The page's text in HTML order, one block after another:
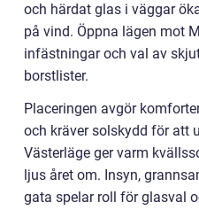
och härdat glas i väggar
på vind. Öppna lägen mot
infästningar och val av
borstlister.
Placeringen avgör
och kräver solskydd för att
Västerläge ger varm
ljus året om. Insyn,
gata spelar roll för glasval